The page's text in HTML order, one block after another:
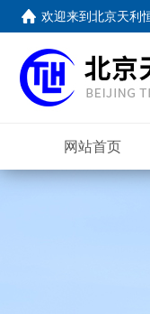
欢迎来到北京天利
网站首页